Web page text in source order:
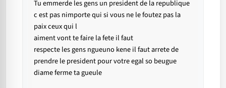
Tu emmerde les gens un president de la republique
c est pas nimporte qui si vous ne le foutez pas la
paix ceux qui l
aiment vont te faire la fete il faut
respecte les gens ngueuno kene il faut arrete de
prendre le president pour votre egal so beugue
diame ferme ta gueule